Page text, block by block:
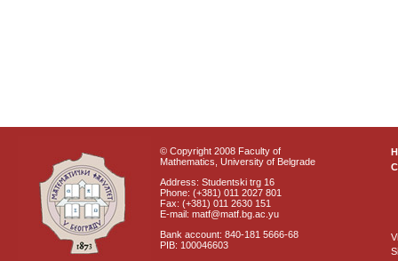
© Copyright 2008 Faculty of
Mathematics, University of Belgrade
Address: Studentski trg 16
Phone: (+381) 011 2027 801
Fax: (+381) 011 2630 151
E-mail: matf@matf.bg.ac.yu
Bank account: 840-181 5666-68
PIB: 100046603